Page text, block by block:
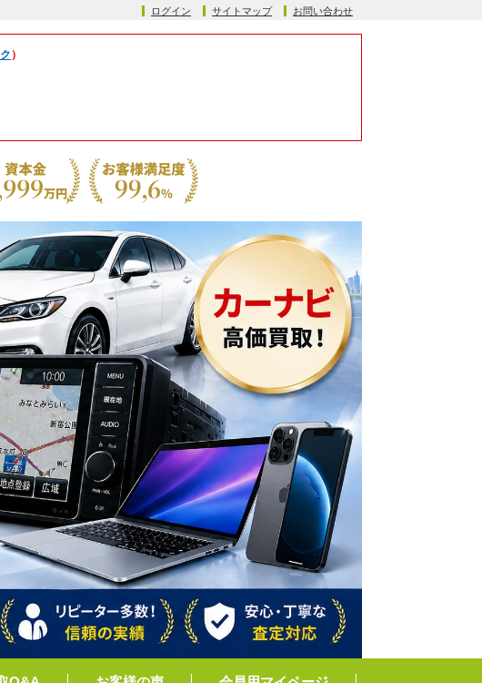
ログイン サイトマップ お問い合わせ
）